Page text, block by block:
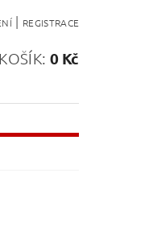
| REGISTRACE
KOŠÍK: 0 Kč